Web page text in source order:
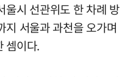
울시 선관위도 한 차례 방
지 서울과 과천을 오가며
셈이다.